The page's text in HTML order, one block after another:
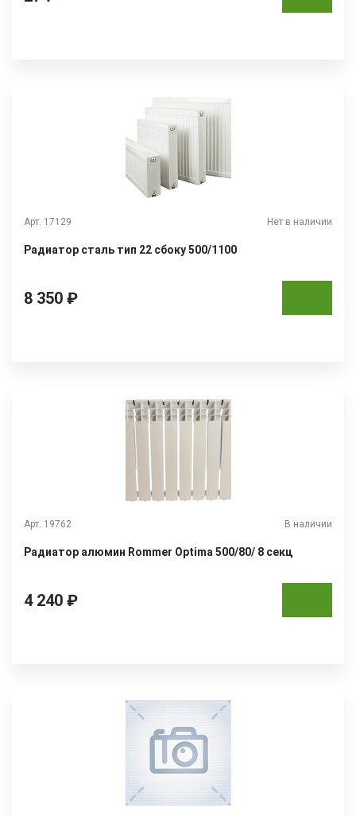
Арт. 17129 Нет в наличии
Радиатор сталь тип 22 сбоку 500/1100
8 350 ₽
Арт. 19762 В наличии
Радиатор алюмин Rommer Optima 500/80/ 8 секц
4 240 ₽